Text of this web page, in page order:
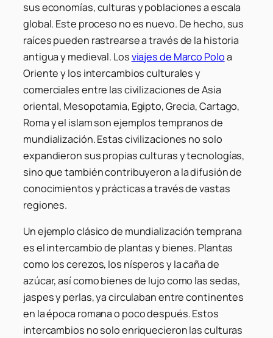
sus economías, culturas y poblaciones a escala
global. Este proceso no es nuevo. De hecho, sus
raíces pueden rastrearse a través de la historia
antigua y medieval. Losviajes de Marco Poloa
Oriente y los intercambios culturales y
comerciales entre las civilizaciones de Asia
oriental, Mesopotamia, Egipto, Grecia, Cartago,
Roma y el islam son ejemplos tempranos de
mundialización. Estas civilizaciones no solo
expandieron sus propias culturas y tecnologías,
sino que también contribuyeron a la difusión de
conocimientos y prácticas a través de vastas
regiones.
Un ejemplo clásico de mundialización temprana
es el intercambio de plantas y bienes. Plantas
como los cerezos, los nísperos y la caña de
azúcar, así como bienes de lujo como las sedas,
jaspes y perlas, ya circulaban entre continentes
en la época romana o poco después. Estos
intercambios no solo enriquecieron las culturas